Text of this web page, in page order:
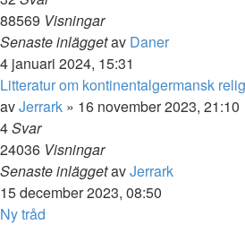
88569 Visningar
Senaste inläggetav Daner
4 januari 2024, 15:31
Litteratur om kontinentalgermansk
avJerrark » 16 november 2023, 21:10
4Svar
24036 Visningar
Senaste inläggetavJerrark
15 december 2023, 08:50
Ny tråd